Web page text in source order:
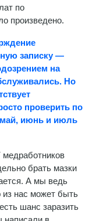
по
произведено.
записку —
на
Но
проверить по
май, июнь и июль
брать мазки
А мы ведь
нас может быть
шанс заразить